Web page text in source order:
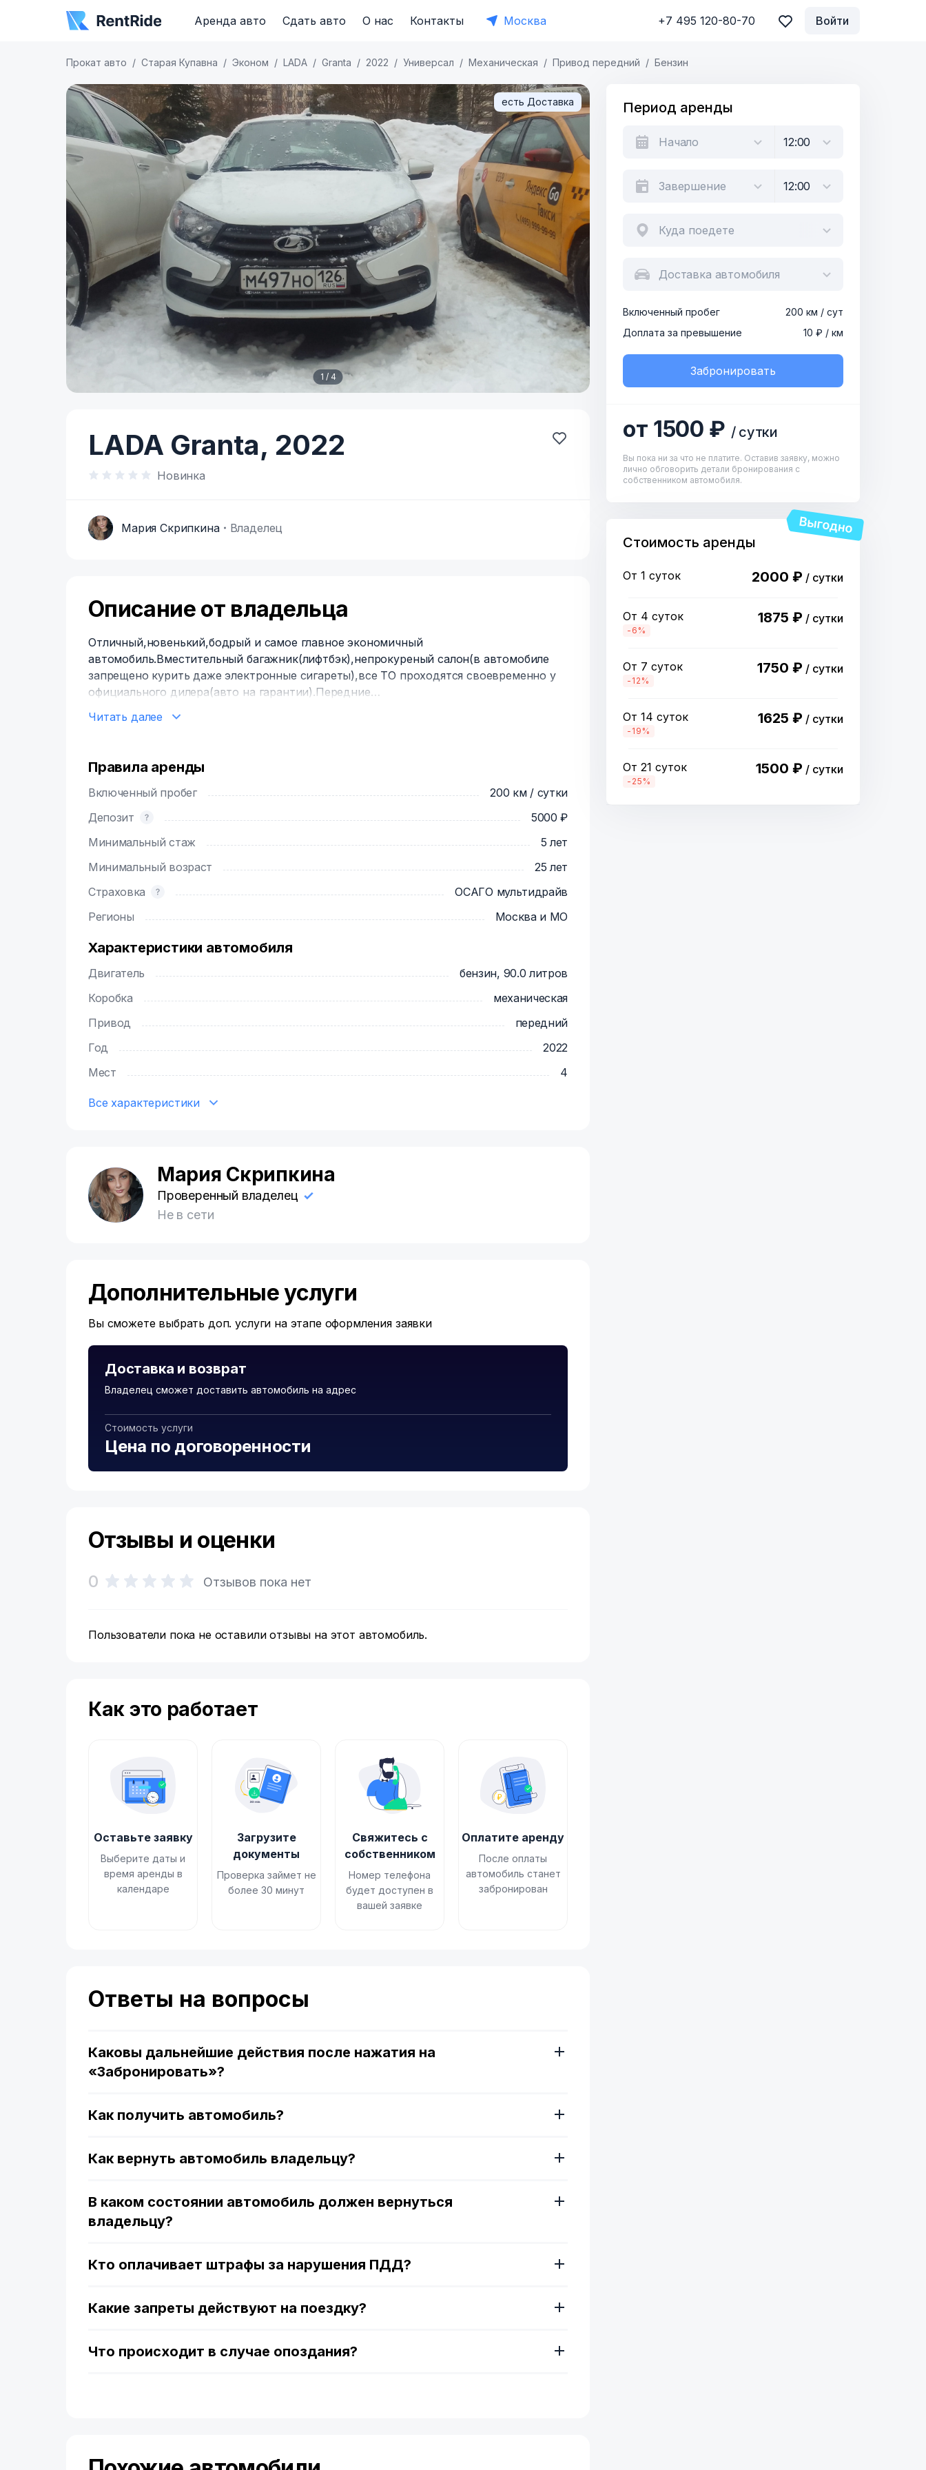
Аренда авто Сдать авто О нас Контакты Москва +7 495 120-80-70 Войти
Прокат авто Старая Купавна Эконом LADA Granta 2022 Универсал Механическая Привод передний Бензин
1 / 4
есть Доставка
LADA Granta, 2022
Новинка
М Мария Скрипкина Владелец
Описание от владельца
Отличный,новенький,бодрый и самое главное экономичный
автомобиль.Вместительный багажник(лифтбэк),непрокуреный салон(в автомобиле
запрещено курить даже электронные сигареты),все ТО проходятся своевременно у
официального дилера(авто на гарантии).Передние
моментально даже в самые сильные морозы.
Читать далее
Правила аренды
Включенный пробег
200 км / сутки
Депозит
5000 ₽
Минимальный стаж
5 лет
Минимальный возраст
25 лет
Страховка
ОСАГО мультидрайв
Регионы
Москва и МО
Характеристики автомобиля
Двигатель
бензин, 90.0 литров
Коробка
механическая
Привод
передний
Год
2022
Мест
4
Все характеристики
М
Мария Скрипкина
Проверенный владелец
Не в сети
Дополнительные услуги
Вы сможете выбрать доп. услуги на этапе оформления заявки
Доставка и возврат
Владелец сможет доставить автомобиль на адрес
Стоимость услуги
Цена по договоренности
Период аренды
Куда поедете
Доставка автомобиля
Включенный пробег
200 км / сут
Доплата за превышение
10 ₽ / км
Забронировать
от 1500 ₽ / сутки
Вы пока ни за что не платите. Оставив заявку, можно
лично обговорить детали бронирования с
собственником автомобиля.
Стоимость аренды
От 1 суток 2000 ₽ / сутки
От 4 суток
-6%
1875 ₽ / сутки
От 7 суток
-12%
1750 ₽ / сутки
От 14 суток
-19%
1625 ₽ / сутки
От 21 суток
-25%
1500 ₽ / сутки
Отзывы и оценки
0 Отзывов пока нет
Пользователи пока не оставили отзывы на этот автомобиль.
Как это работает
Оставьте заявку
Выберите даты и
время аренды в
календаре
Загрузите
документы
Проверка займет не
более 30 минут
Свяжитесь с
собственником
Номер телефона
будет доступен в
вашей заявке
Оплатите аренду
После оплаты
автомобиль станет
забронирован
Ответы на вопросы
Каковы дальнейшие действия после нажатия на
«Забронировать»?
Как получить автомобиль?
Как вернуть автомобиль владельцу?
В каком состоянии автомобиль должен вернуться
владельцу?
Кто оплачивает штрафы за нарушения ПДД?
Какие запреты действуют на поездку?
Что происходит в случае опоздания?